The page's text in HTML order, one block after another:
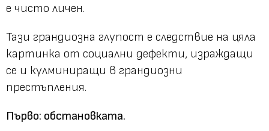
е чисто личен.
Тази грандиозна глупост е следствие на цяла
картинка от социални дефекти, израждащи
се и кулминиращи в грандиозни
престъпления.
Първо: обстановката.